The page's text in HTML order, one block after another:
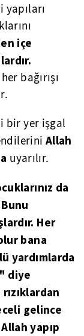
yapıları
içe
bağırışı
bir yer işgal
Allah
uyarılır.
da
Her
bana
yardımlarda
diye
gelince
yapıp